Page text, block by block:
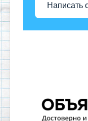
Написать